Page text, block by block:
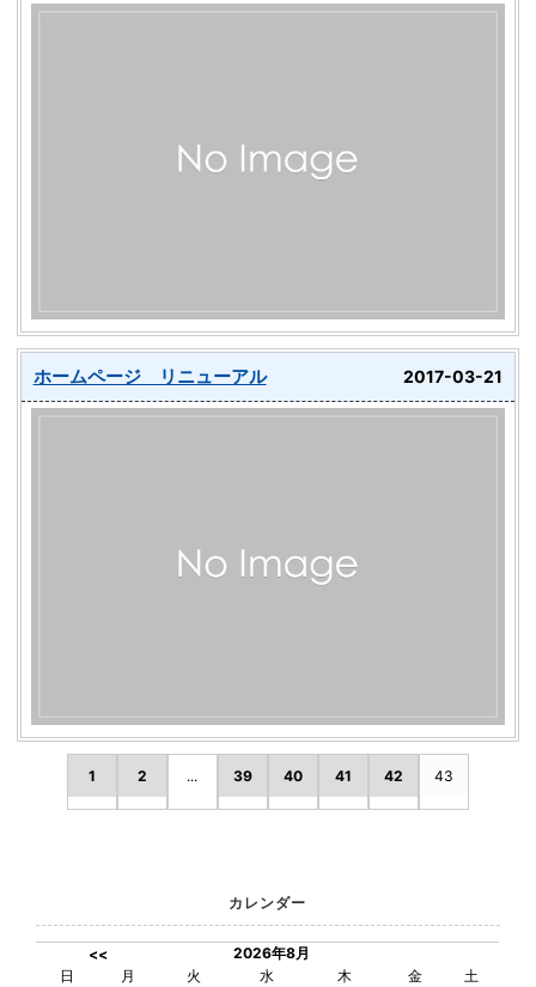
ホームページ リニューアル 2017-03-21
1 2 ... 39 40 41 42 43
カレンダー
<<
2026年8月
日
月 火 水 木 金
土